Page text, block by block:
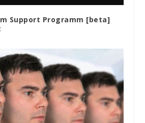
Support Programm [beta]